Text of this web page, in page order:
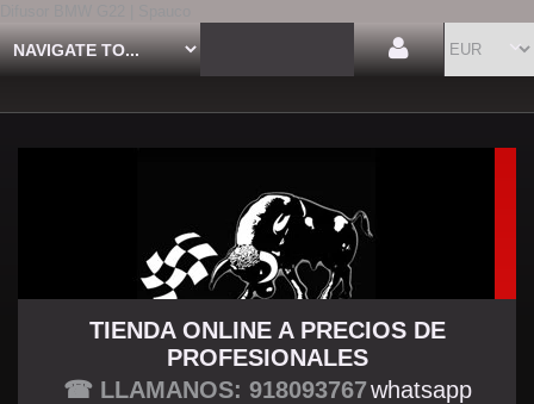
TU TIENDA TUNING
TIENDA ONLINE A PRECIOS DE
PROFESIONALES
☎ LLAMANOS: 918093767whatsapp